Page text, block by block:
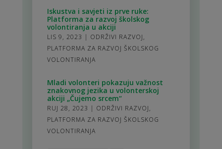
Iskustva i savjeti iz prve ruke:
Platforma za razvoj školskog
volontiranja u akciji
LIS 9, 2023 | ODRŽIVI RAZVOJ,
PLATFORMA ZA RAZVOJ ŠKOLSKOG
VOLONTIRANJA
Mladi volonteri pokazuju važnost
znakovnog jezika u volonterskoj
akciji „Čujemo srcem“
RUJ 28, 2023 | ODRŽIVI RAZVOJ,
PLATFORMA ZA RAZVOJ ŠKOLSKOG
VOLONTIRANJA